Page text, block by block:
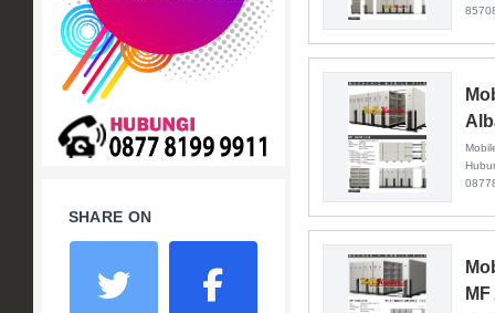
+ Sofa Kantor
+ Springbed
White Board / Papan Tulis
SHARE ON